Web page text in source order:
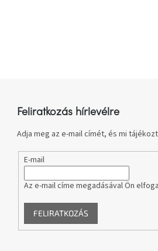
Feliratkozás hírlevélre
Adja meg az e-mail címét, és mi
E-mail
Az e-mail címe megadásával Ön
FELIRATKOZÁS